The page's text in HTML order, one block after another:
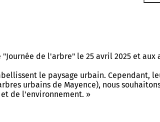
de l'arbre" le 25 avril 2025 et aux
le paysage urbain. Cependant,
urbains de Mayence), nous
de l'environnement. »